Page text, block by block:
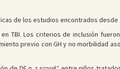
de los estudios encontrados desde
TBI. Los criterios de inclusión
previo con GH y no morbilidad